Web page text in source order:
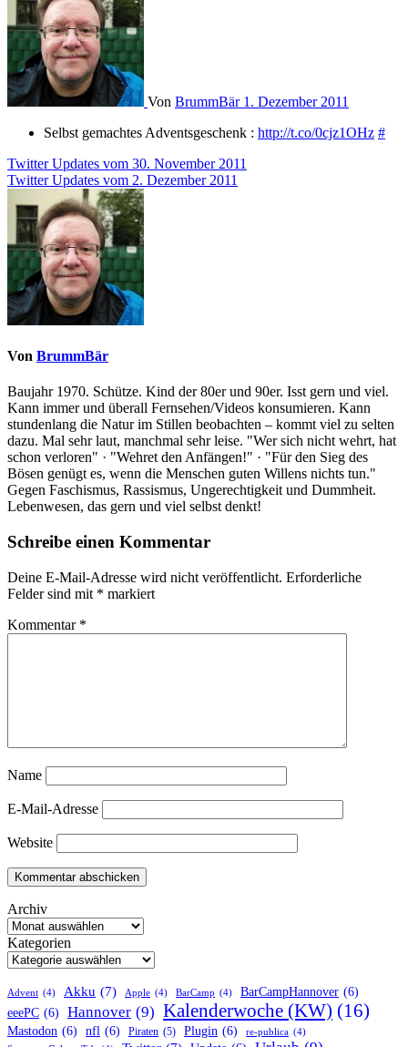
Von BrummBär 1. Dezember 2011
Selbst gemachtes Adventsgeschenk : http://t.co/0cjz1OHz #
Beitragsnavigation
Twitter Updates vom 30. November 2011
Twitter Updates vom 2. Dezember 2011
Von BrummBär
Baujahr 1970. Schütze. Kind der 80er und 90er. Isst gern und viel.
Kann immer und überall Fernsehen/Videos konsumieren. Kann
stundenlang die Natur im Stillen beobachten – kommt viel zu selten
dazu. Mal sehr laut, manchmal sehr leise. "Wer sich nicht wehrt, hat
schon verloren" · "Wehret den Anfängen!" · "Für den Sieg des
Bösen genügt es, wenn die Menschen guten Willens nichts tun."
Gegen Faschismus, Rassismus, Ungerechtigkeit und Dummheit.
Lebenwesen, das gern und viel selbst denkt!
Schreibe einen Kommentar
Deine E-Mail-Adresse wird nicht veröffentlicht. Erforderliche
Felder sind mit * markiert
Kommentar *
Name
E-Mail-Adresse
Website
Archiv
Kategorien
Advent (4) Akku (7) Apple (4) BarCamp (4) BarCampHannover (6)
eeePC (6) Hannover (9) Kalenderwoche (KW) (16)
Mastodon (6) nfl (6) Piraten (5) Plugin (6) re-publica (4)